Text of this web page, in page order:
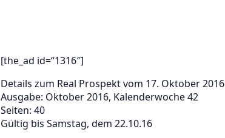
[the_ad id=“1316″]
Details zum Real Prospekt vom 17. Oktober 2016
Ausgabe: Oktober 2016, Kalenderwoche 42
Seiten: 40
Gültig bis Samstag, dem 22.10.16